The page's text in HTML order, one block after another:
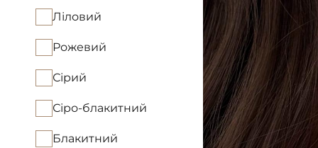
Ліловий
Рожевий
Сірий
Сіро-блакитний
Блакитний